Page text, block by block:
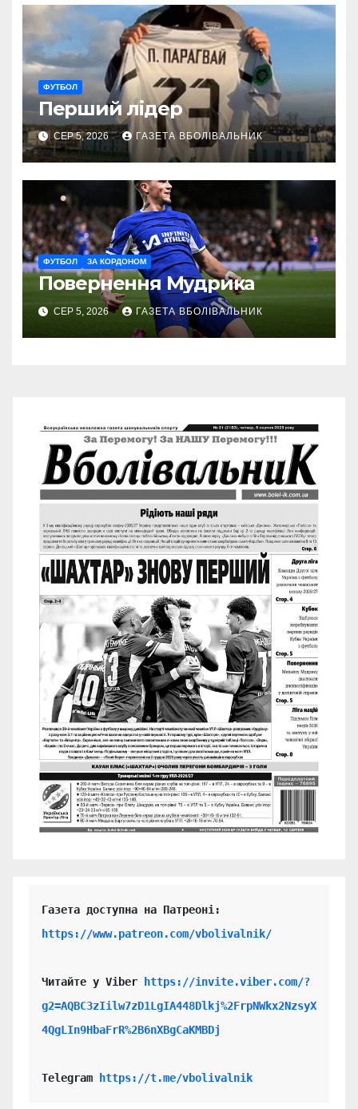
ФУТБОЛ
Перший лідер
СЕР 5, 2026 ГАЗЕТА ВБОЛІВАЛЬНИК
ФУТБОЛ ЗА КОРДОНОМ
Повернення Мудрика
СЕР 5, 2026 ГАЗЕТА ВБОЛІВАЛЬНИК
https://www.patreon.com/vbolivalnik/
Читайте у Viber
https://invite.viber.com/?
g2=AQBC3zIilw7zD1LgIA448Dlkj%2FrpNWkx2NzsyX
4QgLIn9HbaFrR%2B6nXBgCaKMBDj
Telegram https://t.me/vbolivalnik